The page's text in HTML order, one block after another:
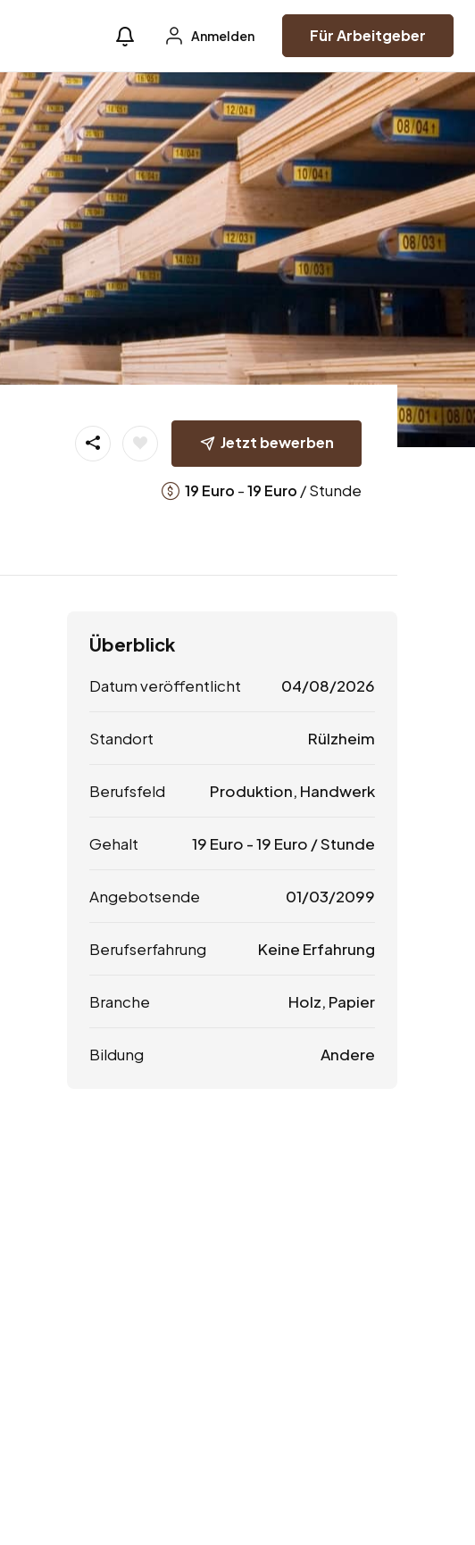
Anmelden Für Arbeitgeber
Jetzt bewerben
19 Euro -19 Euro / Stunde
Überblick
Datum veröffentlicht 04/08/2026
Standort Rülzheim
Berufsfeld Produktion, Handwerk
Gehalt 19 Euro -19 Euro / Stunde
Angebotsende 01/03/2099
Berufserfahrung Keine Erfahrung
Branche Holz, Papier
Bildung Andere